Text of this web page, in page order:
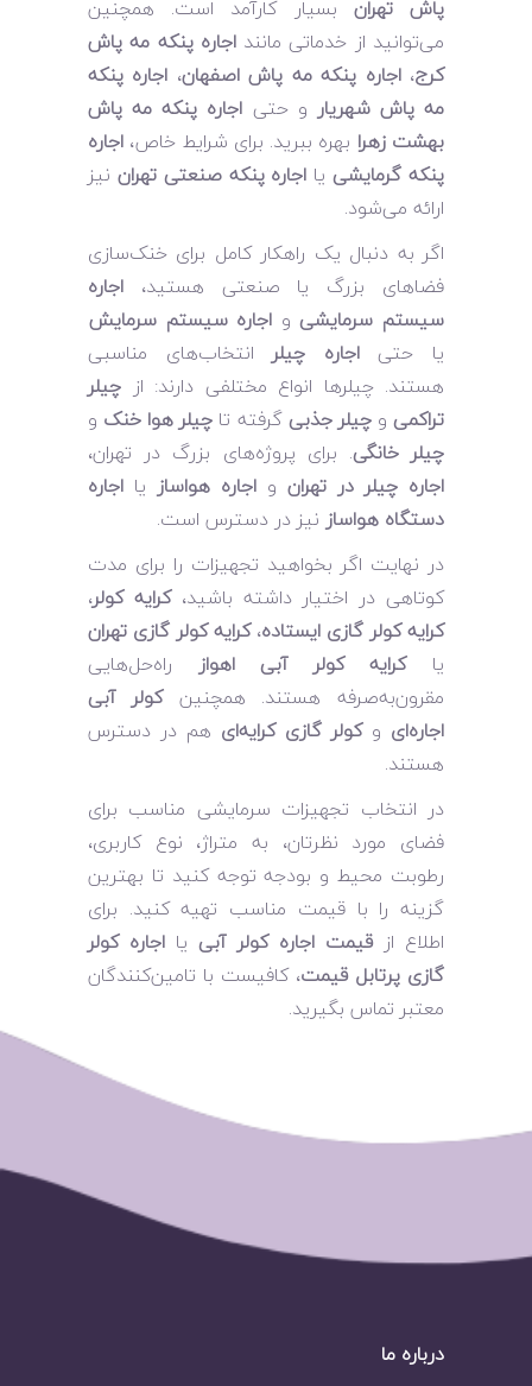
پاش تهران بسیار کارآمد است. همچنین
می‌توانید از خدماتی ماننداجاره پنکه مه پاش
کرج،اجاره پنکه مه پاش اصفهان، اجاره پنکه
مه پاش شهریار و حتی اجاره پنکه مه پاش
بهشت زهرا بهره ببرید. برای شرایط خاص، اجاره
پنکه گرمایشییا اجاره پنکه صنعتی تهران نیز
ارائه می‌شود.
اگر به دنبال یک راهکار کامل برای خنک‌سازی
فضاهای بزرگ یا صنعتی هستید، اجاره
سیستم سرمایشیو اجاره سیستم سرمایش
یا حتیاجاره چیلرانتخاب‌های مناسبی
هستند. چیلرها انواع مختلفی دارند: از چیلر
تراکمیوچیلر جذبیگرفته تا چیلر هوا خنک و
چیلر خانگی. برای پروژه‌های بزرگ در تهران،
اجاره چیلر در تهران و اجاره هواساز یا اجاره
دستگاه هواساز نیز در دسترس است.
در نهایت اگر بخواهید تجهیزات را برای مدت
کوتاهی در اختیار داشته باشید،کرایه کولر،
کرایه کولر گازی ایستاده،کرایه کولر گازی تهران
یاکرایه کولر آبی اهواز راه‌حل‌هایی
مقرون‌به‌صرفه هستند. همچنینکولر آبی
اجاره‌ای وکولر گازی کرایه‌ای هم در دسترس
هستند.
در انتخاب تجهیزات سرمایشی مناسب برای
فضای مورد نظرتان، به متراژ، نوع کاربری،
رطوبت محیط و بودجه توجه کنید تا بهترین
گزینه را با قیمت مناسب تهیه کنید. برای
اطلاع ازقیمت اجاره کولر آبییا اجاره کولر
گازی پرتابل قیمت، کافیست با تامین‌کنندگان
معتبر تماس بگیرید.
درباره ما